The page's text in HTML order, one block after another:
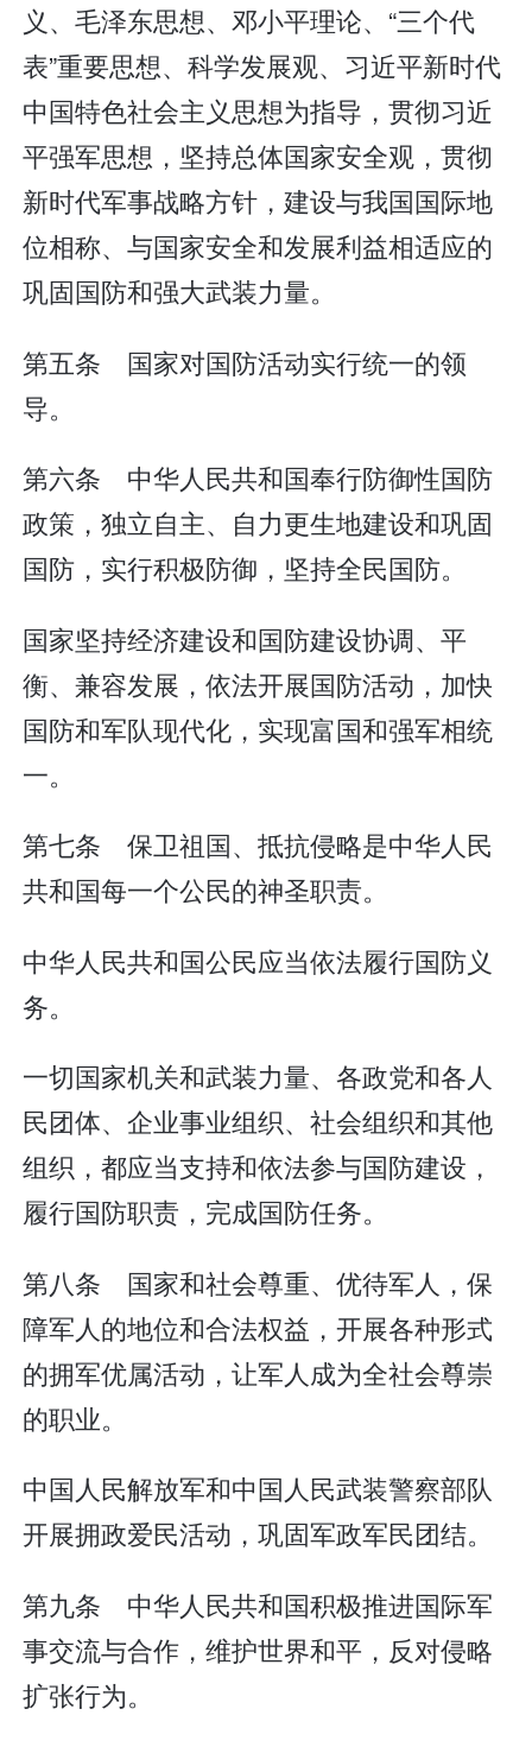
义、毛泽东思想、邓小平理论、“三个代
表”重要思想、科学发展观、习近平新时代
中国特色社会主义思想为指导，贯彻习近
平强军思想，坚持总体国家安全观，贯彻
新时代军事战略方针，建设与我国国际地
位相称、与国家安全和发展利益相适应的
巩固国防和强大武装力量。
第五条 国家对国防活动实行统一的领
导。
第六条 中华人民共和国奉行防御性国防
政策，独立自主、自力更生地建设和巩固
国防，实行积极防御，坚持全民国防。
国家坚持经济建设和国防建设协调、平
衡、兼容发展，依法开展国防活动，加快
国防和军队现代化，实现富国和强军相统
一。
第七条 保卫祖国、抵抗侵略是中华人民
共和国每一个公民的神圣职责。
中华人民共和国公民应当依法履行国防义
务。
一切国家机关和武装力量、各政党和各人
民团体、企业事业组织、社会组织和其他
组织，都应当支持和依法参与国防建设，
履行国防职责，完成国防任务。
第八条 国家和社会尊重、优待军人，保
障军人的地位和合法权益，开展各种形式
的拥军优属活动，让军人成为全社会尊崇
的职业。
中国人民解放军和中国人民武装警察部队
开展拥政爱民活动，巩固军政军民团结。
第九条 中华人民共和国积极推进国际军
事交流与合作，维护世界和平，反对侵略
扩张行为。